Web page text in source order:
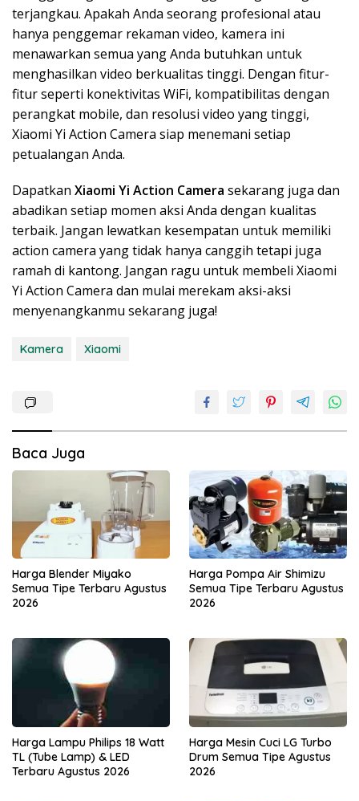
terjangkau. Apakah Anda seorang profesional atau
hanya penggemar rekaman video, kamera ini
menawarkan semua yang Anda butuhkan untuk
menghasilkan video berkualitas tinggi. Dengan fitur-
fitur seperti konektivitas WiFi, kompatibilitas dengan
perangkat mobile, dan resolusi video yang tinggi,
Xiaomi Yi Action Camera siap menemani setiap
petualangan Anda.
Dapatkan Xiaomi Yi Action Camera sekarang juga dan
abadikan setiap momen aksi Anda dengan kualitas
terbaik. Jangan lewatkan kesempatan untuk memiliki
action camera yang tidak hanya canggih tetapi juga
ramah di kantong. Jangan ragu untuk membeli Xiaomi
Yi Action Camera dan mulai merekam aksi-aksi
menyenangkanmu sekarang juga!
Kamera Xiaomi
Baca Juga
Harga Blender Miyako
Semua Tipe Terbaru Agustus
2026
Harga Pompa Air Shimizu
Semua Tipe Terbaru Agustus
2026
Harga Lampu Philips 18 Watt
TL (Tube Lamp) & LED
Terbaru Agustus 2026
Harga Mesin Cuci LG Turbo
Drum Semua Tipe Agustus
2026